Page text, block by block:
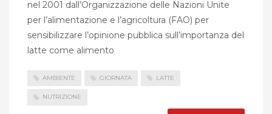
nel 2001 dall’Organizzazione delle Nazioni Unite
per l’alimentazione e l’agricoltura (FAO) per
sensibilizzare l’opinione pubblica sull’importanza del
latte come alimento
AMBIENTE GIORNATA LATTE
NUTRIZIONE